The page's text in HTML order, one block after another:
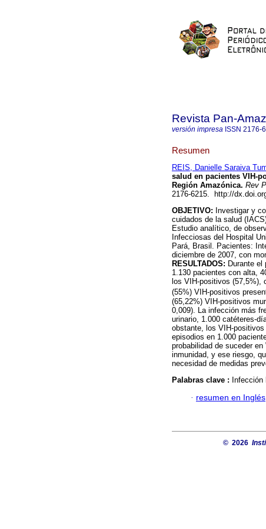
Revista Pan-
versión impresa ISSN 2176-
Resumen
REIS, Danielle Saraiva
salud en pacientes VIH-
Región Amazónica. Rev
2176-6215. http://
OBJETIVO: Investigar y
cuidados de la salud
Estudio analítico, de
Infecciosas del Hospital
Pará, Brasil. Pacientes:
diciembre de 2007, con
RESULTADOS: Durante
1.130 pacientes con alta,
los VIH-positivos (57,5%),
(55%) VIH-positivos
(65,22%) VIH-positivos
0,009). La infección más
urinario, 1.000 catéteres-
obstante, los VIH-
episodios en 1.000
probabilidad de suceder
inmunidad, y ese riesgo,
necesidad de medidas
Palabras clave :
· resumen en Inglés
© 2026